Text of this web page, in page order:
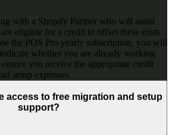
with a Shopify Partner who will assist
eligible for a credit to offset these costs
the POS Pro yearly subscription, you will
whether you are already working
you receive the appropriate credit
setup expenses.
access to free migration and setup
support?